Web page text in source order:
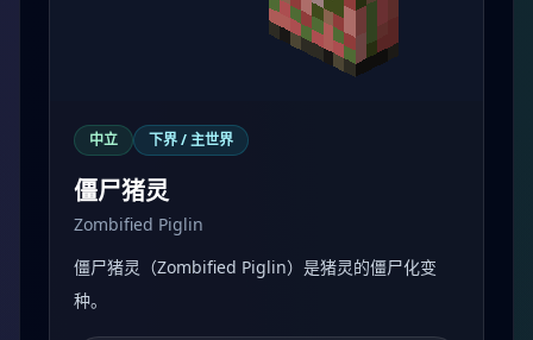
中立 下界 / 主世界
僵尸猪灵
Zombified Piglin
僵尸猪灵（Zombified Piglin）是猪灵的僵尸化变
种。